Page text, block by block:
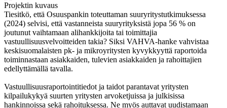
Projektin kuvaus
Tiesitkö, että Osuuspankin toteuttaman suuryritystutkimuksessa
(2024) selvisi, että vastanneista suuryrityksistä jopa 56 % on
joutunut vaihtamaan alihankkijoita tai toimittajia
vastuullisuusvelvoitteiden takia? Siksi VAHVA-hanke vahvistaa
keskisuomalaisten pk- ja mikroyritysten kyvykkyyttä raportoida
toiminnastaan asiakkaiden, tulevien asiakkaiden ja rahoittajien
edellyttämällä tavalla.
Vastuullisuusraportointitiedot ja taidot parantavat yritysten
kilpailukykyä suurten yritysten arvoketjuissa ja julkisissa
hankinnoissa sekä rahoituksessa. Ne myös auttavat uudistamaan